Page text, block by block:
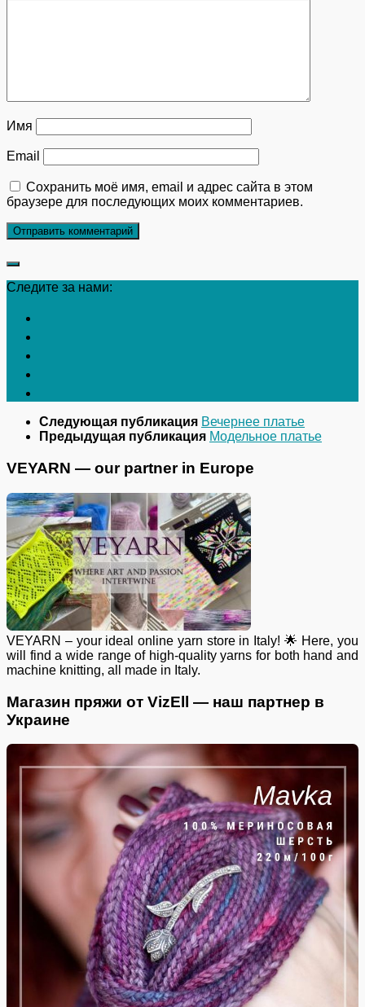
Имя
Email
Сохранить моё имя, email и адрес сайта в этом
браузере для последующих моих комментариев.
Следите за нами:
Следующая публикация Вечернее платье
Предыдущая публикация Модельное платье
VEYARN — our partner in Europe
VEYARN – your ideal online yarn store in Italy! 🌟 Here, you
will find a wide range of high-quality yarns for both hand and
machine knitting, all made in Italy.
Магазин пряжи от VizEll — наш партнер в
Украине